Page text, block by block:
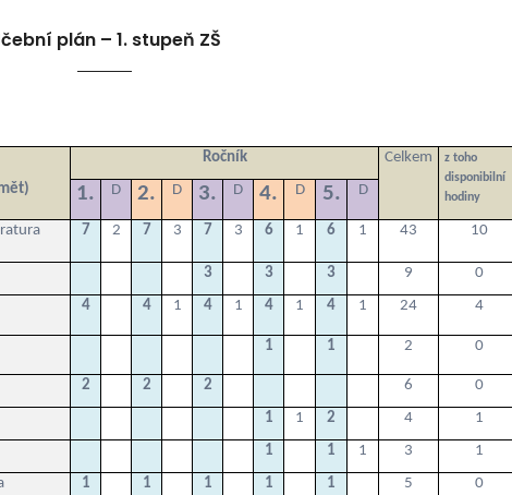
plán – 1. stupeň ZŠ
Ročník Celkem
z toho
disponibilní
hodiny
1. D 2. D 3. D 4. D 5. D
7 2 7 3 7 3 6 1 6 1 43 10
3 3 3 9
0
4 4 1 4 1 4 1 4 1 24 4
1 1 2 0
2 2 2 6
0
1 1 2 4
1
1 1 1 3
1
1 1 1 1 1 5
0